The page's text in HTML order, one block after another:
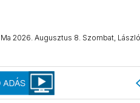
Ma 2026. Augusztus 8. Szombat,